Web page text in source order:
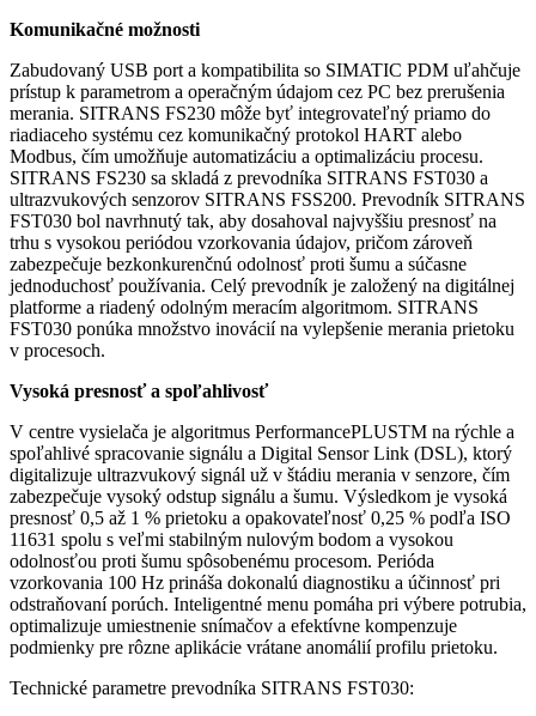
Komunikačné možnosti
Zabudovaný USB port a kompatibilita so SIMATIC PDM uľahčuje
prístup k parametrom a operačným údajom cez PC bez prerušenia
merania. SITRANS FS230 môže byť integrovateľný priamo do
riadiaceho systému cez komunikačný protokol HART alebo
Modbus, čím umožňuje automatizáciu a optimalizáciu procesu.
SITRANS FS230 sa skladá z prevodníka SITRANS FST030 a
ultrazvukových senzorov SITRANS FSS200. Prevodník SITRANS
FST030 bol navrhnutý tak, aby dosahoval najvyššiu presnosť na
trhu s vysokou periódou vzorkovania údajov, pričom zároveň
zabezpečuje bezkonkurenčnú odolnosť proti šumu a súčasne
jednoduchosť používania. Celý prevodník je založený na digitálnej
platforme a riadený odolným meracím algoritmom. SITRANS
FST030 ponúka množstvo inovácií na vylepšenie merania prietoku
v procesoch.
Vysoká presnosť a spoľahlivosť
V centre vysielača je algoritmus PerformancePLUSTM na rýchle a
spoľahlivé spracovanie signálu a Digital Sensor Link (DSL), ktorý
digitalizuje ultrazvukový signál už v štádiu merania v senzore, čím
zabezpečuje vysoký odstup signálu a šumu. Výsledkom je vysoká
presnosť 0,5 až 1 % prietoku a opakovateľnosť 0,25 % podľa ISO
11631 spolu s veľmi stabilným nulovým bodom a vysokou
odolnosťou proti šumu spôsobenému procesom. Perióda
vzorkovania 100 Hz prináša dokonalú diagnostiku a účinnosť pri
odstraňovaní porúch. Inteligentné menu pomáha pri výbere potrubia,
optimalizuje umiestnenie snímačov a efektívne kompenzuje
podmienky pre rôzne aplikácie vrátane anomálií profilu prietoku.
Technické parametre prevodníka SITRANS FST030: